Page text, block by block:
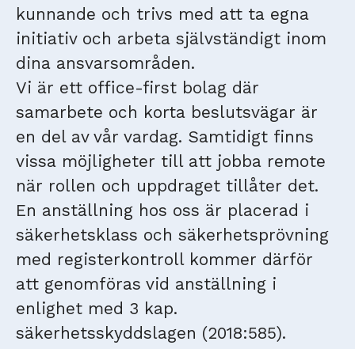
kunnande och trivs med att ta egna
initiativ och arbeta självständigt inom
dina ansvarsområden.
Vi är ett office-first bolag där
samarbete och korta beslutsvägar är
en del av vår vardag. Samtidigt finns
vissa möjligheter till att jobba remote
när rollen och uppdraget tillåter det.
En anställning hos oss är placerad i
säkerhetsklass och säkerhetsprövning
med registerkontroll kommer därför
att genomföras vid anställning i
enlighet med 3 kap.
säkerhetsskyddslagen (2018:585).